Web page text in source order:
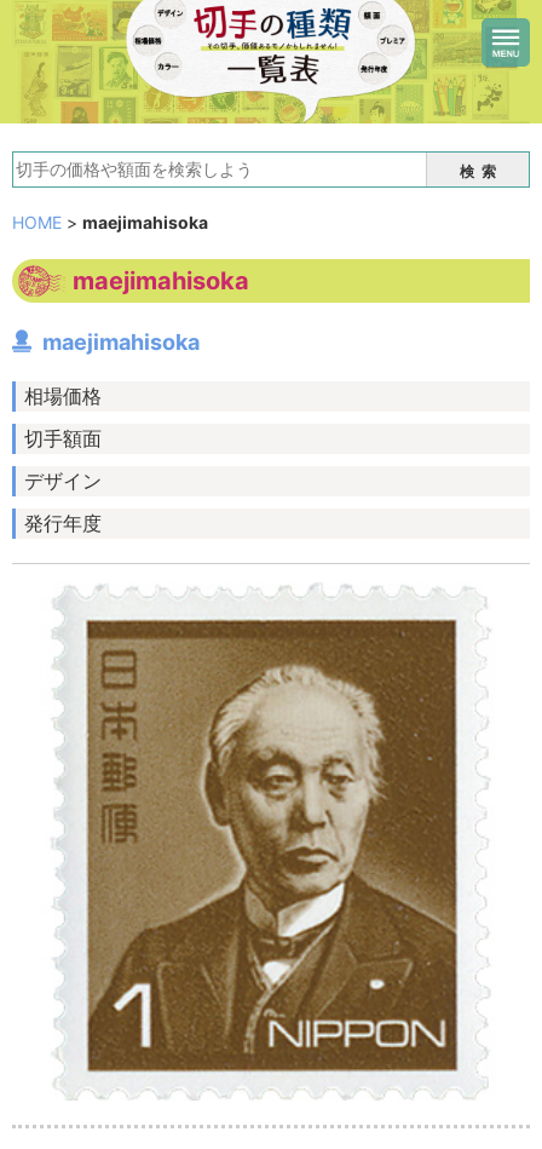
検索
HOME > maejimahisoka
maejimahisoka
maejimahisoka
相場価格
切手額面
デザイン
発行年度